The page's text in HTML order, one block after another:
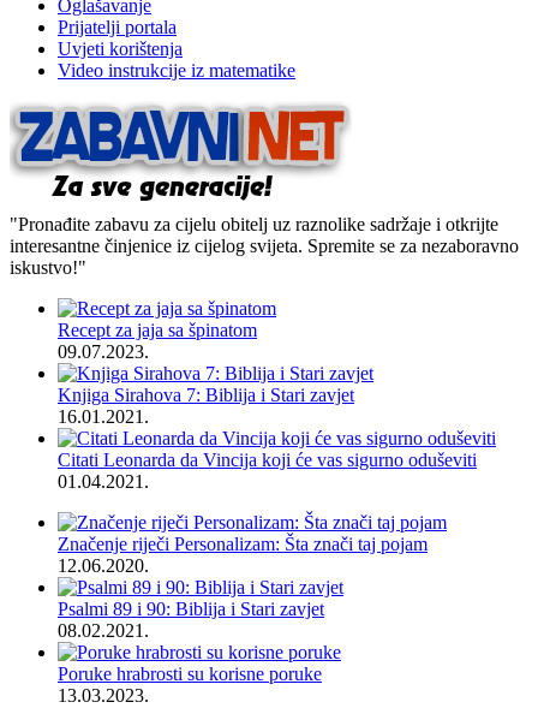
Oglašavanje
Prijatelji portala
Uvjeti korištenja
Video instrukcije iz matematike
"Pronađite zabavu za cijelu obitelj uz raznolike sadržaje i otkrijte
interesantne činjenice iz cijelog svijeta. Spremite se za nezaboravno
iskustvo!"
Recept za jaja sa špinatom
09.07.2023.
Knjiga Sirahova 7: Biblija i Stari zavjet
16.01.2021.
Citati Leonarda da Vincija koji će vas sigurno oduševiti
01.04.2021.
Značenje riječi Personalizam: Šta znači taj pojam
12.06.2020.
Psalmi 89 i 90: Biblija i Stari zavjet
08.02.2021.
Poruke hrabrosti su korisne poruke
13.03.2023.